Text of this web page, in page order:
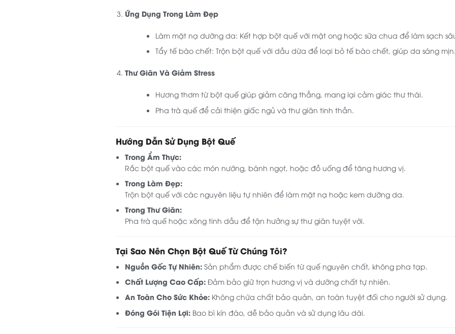
Ứng Dụng Trong Làm Đẹp
Làm mặt nạ dưỡng da: Kết hợp bột quế với mật ong hoặc sữa chua để làm sạch
Tẩy tế bào chết: Trộn bột quế với dầu dừa để loại bỏ tế bào chết, giúp da sáng mịn.
Thư Giãn Và Giảm Stress
Hương thơm từ bột quế giúp giảm căng thẳng, mang lại cảm giác thư thái.
Pha trà quế để cải thiện giấc ngủ và thư giãn tinh thần.
Hướng Dẫn Sử Dụng Bột Quế
Trong Ẩm Thực:
Rắc bột quế vào các món nướng, bánh ngọt, hoặc đồ uống để tăng hương vị.
Trong Làm Đẹp:
Trộn bột quế với các nguyên liệu tự nhiên để làm mặt nạ hoặc kem dưỡng da.
Trong Thư Giãn:
Pha trà quế hoặc xông tinh dầu để tận hưởng sự thư giãn tuyệt vời.
Tại Sao Nên Chọn Bột Quế Từ Chúng Tôi?
Nguồn Gốc Tự Nhiên:Sản phẩm được chế biến từ quế nguyên chất, không pha tạp.
Chất Lượng Cao Cấp:Đảm bảo giữ trọn hương vị và dưỡng chất tự nhiên.
An Toàn Cho Sức Khỏe:Không chứa chất bảo quản, an toàn tuyệt đối cho người sử dụng.
Đóng Gói Tiện Lợi:Bao bì kín đáo, dễ bảo quản và sử dụng lâu dài.